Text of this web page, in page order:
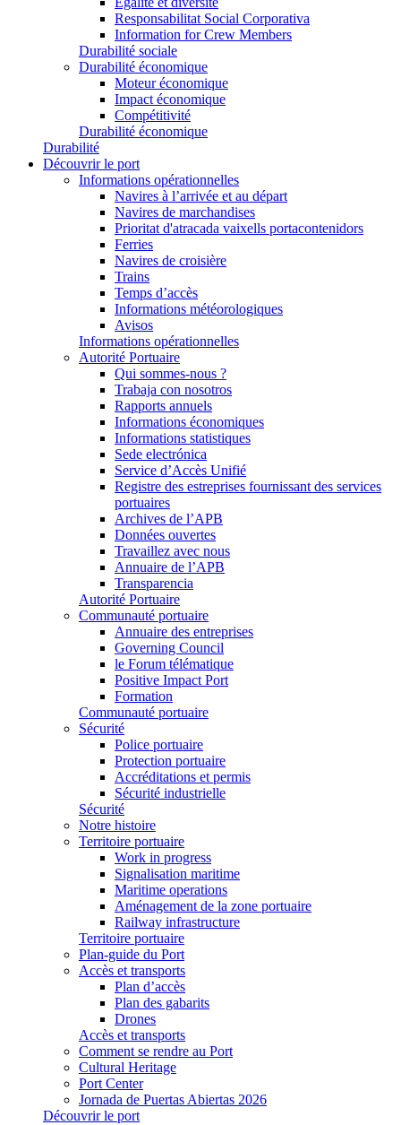
Responsabilitat Social Corporativa
Information for Crew Members
Durabilité sociale
Durabilité économique
Moteur économique
Impact économique
Compétitivité
Durabilité économique
Durabilité
Découvrir le port
Informations opérationnelles
Navires à l’arrivée et au départ
Navires de marchandises
Prioritat d'atracada vaixells portacontenidors
Ferries
Navires de croisière
Trains
Temps d’accès
Informations météorologiques
Avisos
Informations opérationnelles
Autorité Portuaire
Qui sommes-nous ?
Trabaja con nosotros
Rapports annuels
Informations économiques
Informations statistiques
Sede electrónica
Service d’Accès Unifié
Registre des estreprises fournissant des services
portuaires
Archives de l’APB
Données ouvertes
Travaillez avec nous
Annuaire de l’APB
Transparencia
Autorité Portuaire
Communauté portuaire
Annuaire des entreprises
Governing Council
le Forum télématique
Positive Impact Port
Formation
Communauté portuaire
Sécurité
Police portuaire
Protection portuaire
Accréditations et permis
Sécurité industrielle
Sécurité
Notre histoire
Territoire portuaire
Work in progress
Signalisation maritime
Maritime operations
Aménagement de la zone portuaire
Railway infrastructure
Territoire portuaire
Plan-guide du Port
Accès et transports
Plan d’accès
Plan des gabarits
Drones
Accès et transports
Comment se rendre au Port
Cultural Heritage
Port Center
Jornada de Puertas Abiertas 2026
Découvrir le port